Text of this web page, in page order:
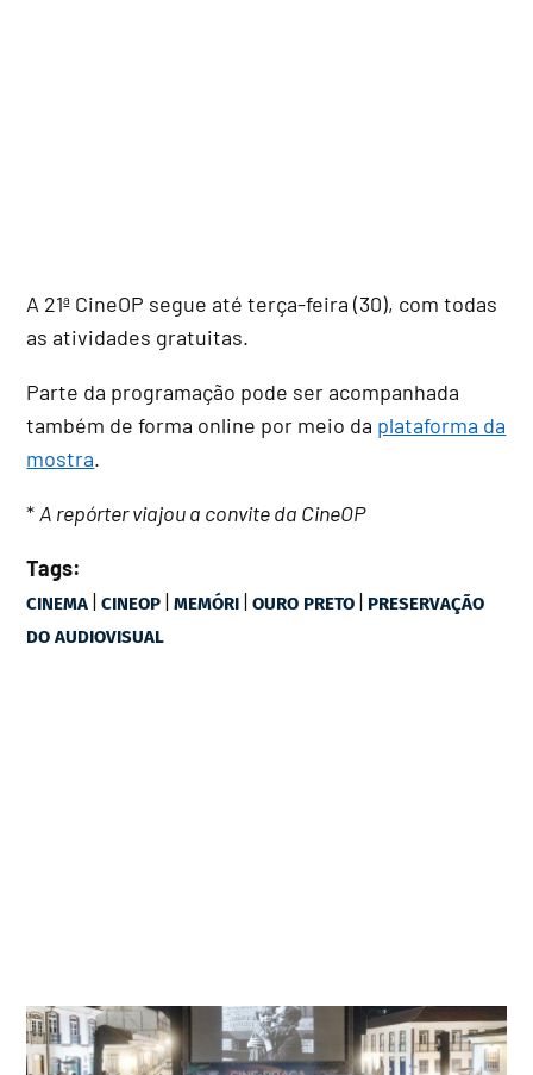
A 21ª CineOP segue até terça-feira (30), com todas
as atividades gratuitas.
Parte da programação pode ser acompanhada
também de forma online por meio da plataforma da
mostra.
*A repórter viajou a convite da CineOP
Tags:
CINEMA |CINEOP |MEMÓRI |OURO PRETO | PRESERVAÇÃO
DO AUDIOVISUAL